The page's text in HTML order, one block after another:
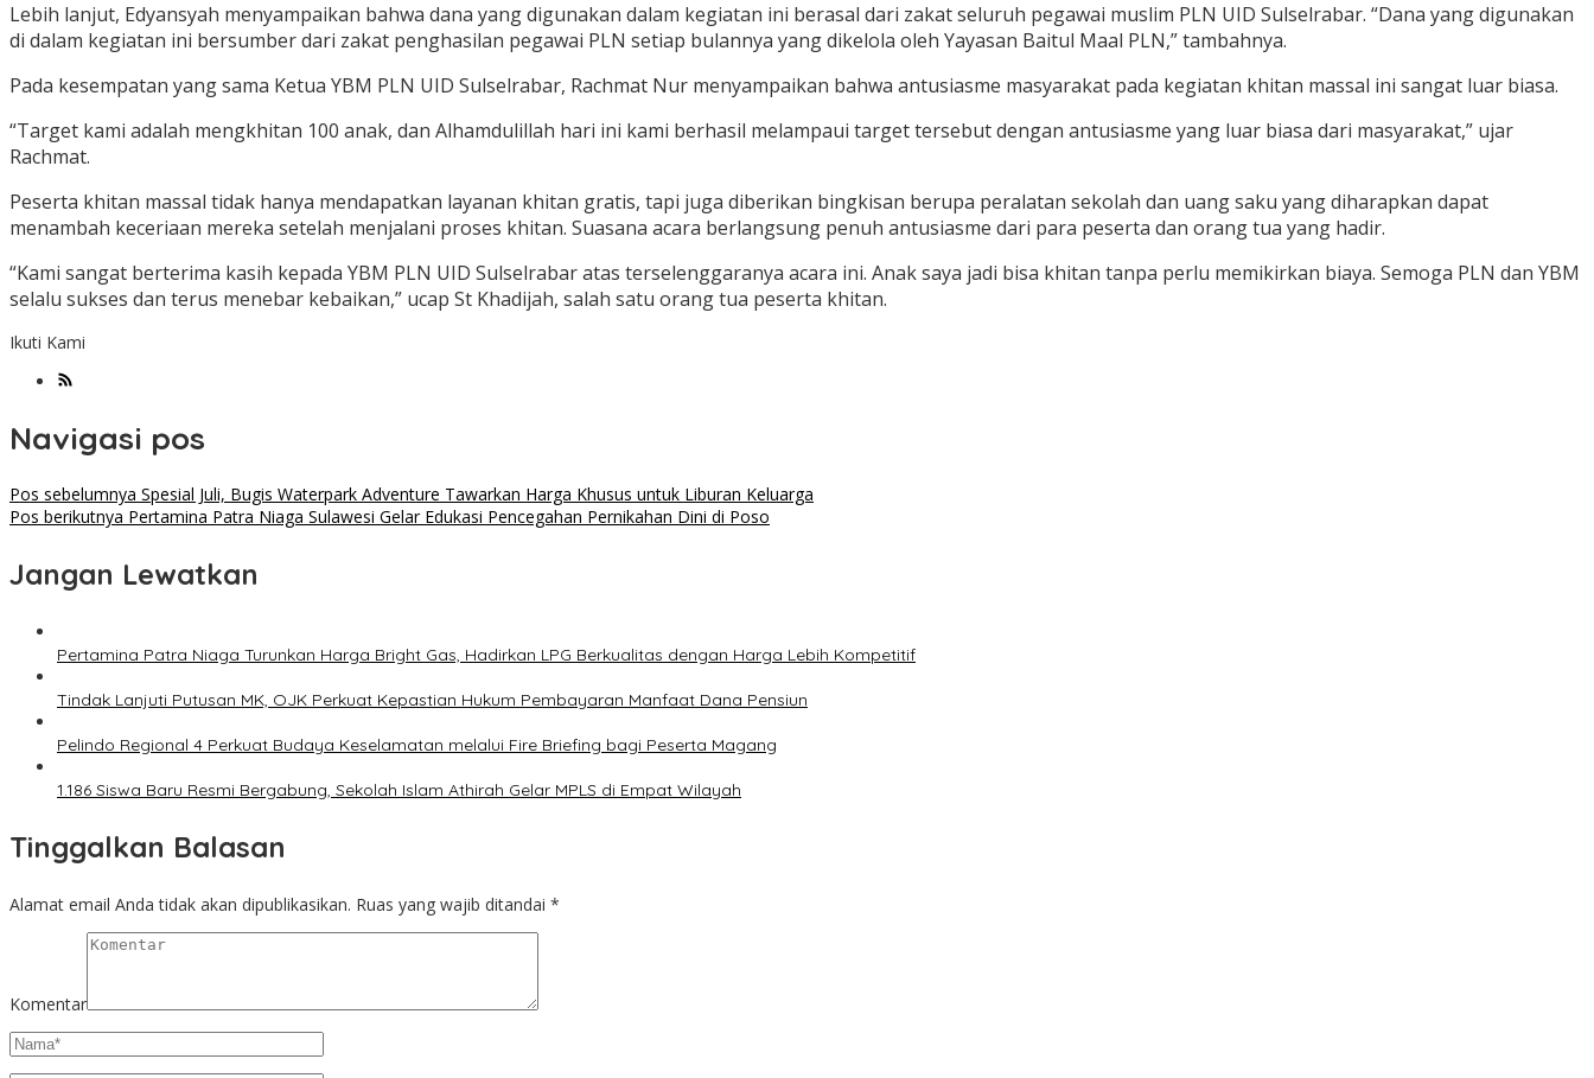
Lebih lanjut, Edyansyah menyampaikan bahwa dana yang digunakan dalam kegiatan ini berasal dari zakat seluruh pegawai muslim PLN UID Sulselrabar. “Dana yang digunakan
di dalam kegiatan ini bersumber dari zakat penghasilan pegawai PLN setiap bulannya yang dikelola oleh Yayasan Baitul Maal PLN,” tambahnya.
Pada kesempatan yang sama Ketua YBM PLN UID Sulselrabar, Rachmat Nur menyampaikan bahwa antusiasme masyarakat pada kegiatan khitan massal ini sangat luar biasa.
“Target kami adalah mengkhitan 100 anak, dan Alhamdulillah hari ini kami berhasil melampaui target tersebut dengan antusiasme yang luar biasa dari masyarakat,” ujar
Rachmat.
Peserta khitan massal tidak hanya mendapatkan layanan khitan gratis, tapi juga diberikan bingkisan berupa peralatan sekolah dan uang saku yang diharapkan dapat
menambah keceriaan mereka setelah menjalani proses khitan. Suasana acara berlangsung penuh antusiasme dari para peserta dan orang tua yang hadir.
“Kami sangat berterima kasih kepada YBM PLN UID Sulselrabar atas terselenggaranya acara ini. Anak saya jadi bisa khitan tanpa perlu memikirkan biaya. Semoga PLN dan YBM
selalu sukses dan terus menebar kebaikan,” ucap St Khadijah, salah satu orang tua peserta khitan.
Ikuti Kami
Navigasi pos
Pos sebelumnya Spesial Juli, Bugis Waterpark Adventure Tawarkan Harga Khusus untuk Liburan Keluarga
Pos berikutnya Pertamina Patra Niaga Sulawesi Gelar Edukasi Pencegahan Pernikahan Dini di Poso
Jangan Lewatkan
Pertamina Patra Niaga Turunkan Harga Bright Gas, Hadirkan LPG Berkualitas dengan Harga Lebih Kompetitif
Tindak Lanjuti Putusan MK, OJK Perkuat Kepastian Hukum Pembayaran Manfaat Dana Pensiun
Pelindo Regional 4 Perkuat Budaya Keselamatan melalui Fire Briefing bagi Peserta Magang
1.186 Siswa Baru Resmi Bergabung, Sekolah Islam Athirah Gelar MPLS di Empat Wilayah
Tinggalkan Balasan
Alamat email Anda tidak akan dipublikasikan. Ruas yang wajib ditandai *
Komentar